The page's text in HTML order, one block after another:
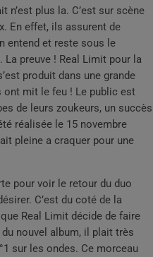
n’est plus la. C’est sur scène
En effet, ils assurent de
entend et reste sous le
La preuve ! Real Limit pour la
produit dans une grande
ont mit le feu ! Le public est
de leurs zoukeurs, un succès
réalisée le 15 novembre
pleine a craquer pour une
pour voir le retour du duo
C’est du coté de la
Real Limit décide de faire
nouvel album, il plait très
sur les ondes. Ce morceau